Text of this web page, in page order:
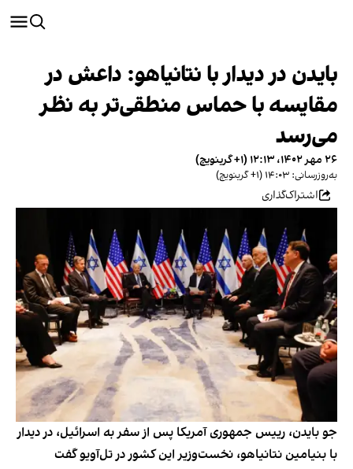
بایدن در دیدار با نتانیاهو: داعش در
مقایسه با حماس منطقی‌تر به نظر
می‌رسد
۲۶ مهر ۱۴۰۲، ۱۲:۱۳ (‎+۱ گرینویچ)
به‌روزرسانی: ۱۴:۰۳ (‎+۱ گرینویچ)
اشتراک‌گذاری
جو بایدن، رییس جمهوری آمریکا پس از سفر به اسرائیل، در دیدار
با بنیامین نتانیاهو، نخست‌وزیر این کشور در تل‌آویو گفت